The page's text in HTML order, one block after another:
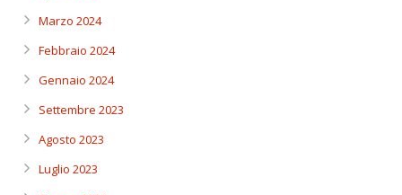
Marzo 2024
Febbraio 2024
Gennaio 2024
Settembre 2023
Agosto 2023
Luglio 2023